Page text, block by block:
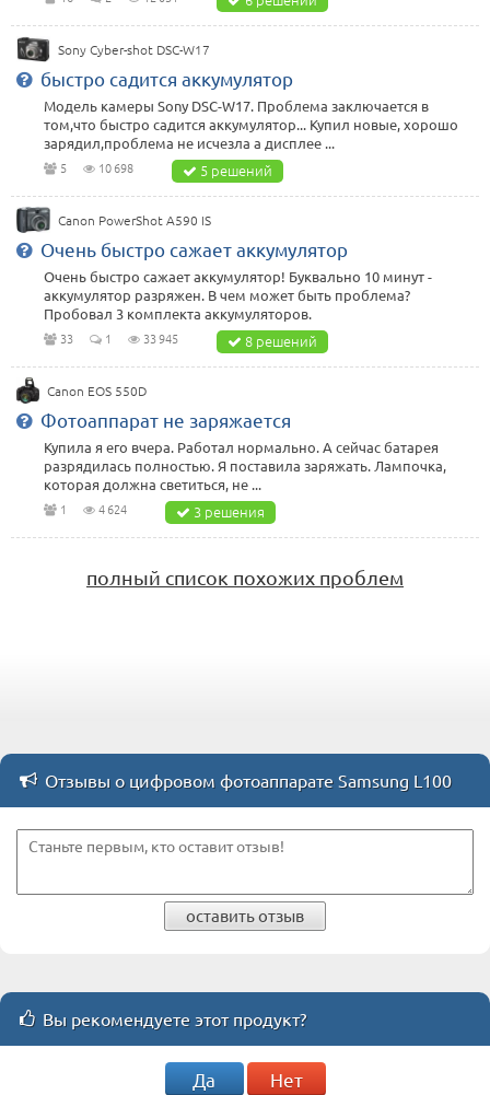
Sony Cyber-shot DSC-W17
быстро садится аккумулятор
Модель камеры Sony DSC-W17. Проблема заключается в
том,что быстро садится аккумулятор... Купил новые, хорошо
зарядил,проблема не исчезла а дисплее ...
5 10 698 5 решений
Canon PowerShot A590 IS
Очень быстро сажает аккумулятор
Очень быстро сажает аккумулятор! Буквально 10 минут -
аккумулятор разряжен. В чем может быть проблема?
Пробовал 3 комплекта аккумуляторов.
33 1 33 945 8 решений
Canon EOS 550D
Фотоаппарат не заряжается
Купила я его вчера. Работал нормально. А сейчас батарея
разрядилась полностью. Я поставила заряжать. Лампочка,
которая должна светиться, не ...
1 4 624 3 решения
полный список похожих проблем
Отзывы о цифровом фотоаппарате Samsung L100
оставить отзыв
Вы рекомендуете этот продукт?
Да Нет